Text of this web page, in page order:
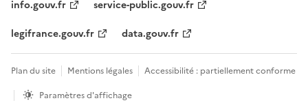
info.gouv.fr
service-public.gouv.fr
legifrance.gouv.fr
data.gouv.fr
Plan du site Mentions légales
Accessibilité : partiellement conforme
Paramètres d'affichage